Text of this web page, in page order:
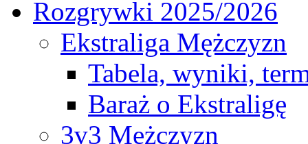
Rozgrywki 2025/2026
Ekstraliga Mężczyzn
Tabela, wyniki,
Baraż o Ekstraligę
3v3 Mężczyzn